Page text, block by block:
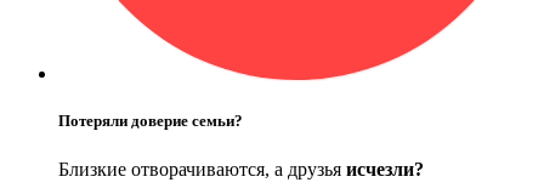
Потеряли доверие семьи?
Близкие отворачиваются, а друзья исчезли?